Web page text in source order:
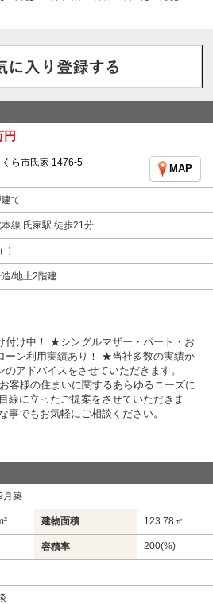
円
ら市氏家 1476-5
MAP
て
本線 氏家駅 徒歩21分
）
/地上2階建
付け中！ ★シングルマザー・パート・お
ーン利用実績あり！ ★当社多数の実績か
アドバイスをさせていただきます。
客様の住まいに関するあらゆるニーズに
線に立ったご提案をさせていただきま
でもお気軽にご相談ください。
月築
建物面積 123.78㎡
容積率 200(%)